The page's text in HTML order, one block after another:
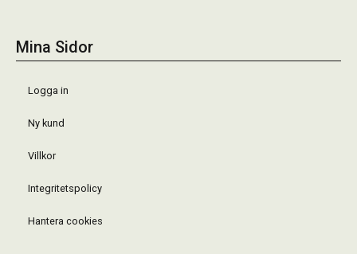
Mina Sidor
Logga in
Ny kund
Villkor
Integritetspolicy
Hantera cookies